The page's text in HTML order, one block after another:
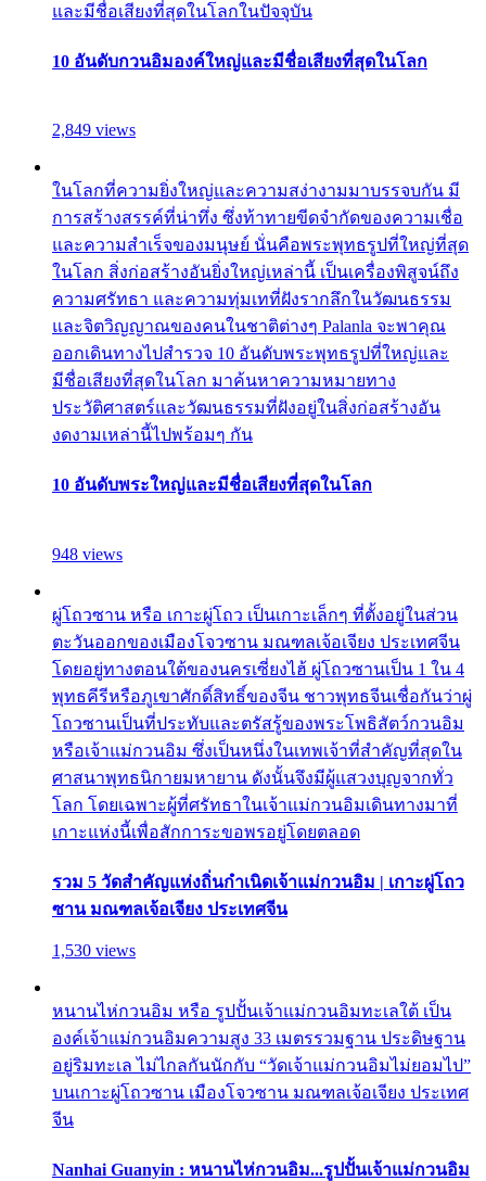
และมีชื่อเสียงที่สุดในโลกในปัจจุบัน
10 อันดับกวนอิมองค์ใหญ่และมีชื่อเสียงที่สุดในโลก
2,849 views
ในโลกที่ความยิ่งใหญ่และความสง่างามมาบรรจบกัน มี
การสร้างสรรค์ที่น่าทึ่ง ซึ่งท้าทายขีดจำกัดของความเชื่อ
และความสำเร็จของมนุษย์ นั่นคือพระพุทธรูปที่ใหญ่ที่สุด
ในโลก สิ่งก่อสร้างอันยิ่งใหญ่เหล่านี้ เป็นเครื่องพิสูจน์ถึง
ความศรัทธา และความทุ่มเทที่ฝังรากลึกในวัฒนธรรม
และจิตวิญญาณของคนในชาติต่างๆ Palanla จะพาคุณ
ออกเดินทางไปสำรวจ 10 อันดับพระพุทธรูปที่ใหญ่และ
มีชื่อเสียงที่สุดในโลก มาค้นหาความหมายทาง
ประวัติศาสตร์และวัฒนธรรมที่ฝังอยู่ในสิ่งก่อสร้างอัน
งดงามเหล่านี้ไปพร้อมๆ กัน
10 อันดับพระใหญ่และมีชื่อเสียงที่สุดในโลก
948 views
ผู่โถวซาน หรือ เกาะผู่โถว เป็นเกาะเล็กๆ ที่ตั้งอยู่ในส่วน
ตะวันออกของเมืองโจวซาน มณฑลเจ้อเจียง ประเทศจีน
โดยอยู่ทางตอนใต้ของนครเซี่ยงไฮ้ ผู่โถวซานเป็น 1 ใน 4
พุทธคีรีหรือภูเขาศักดิ์สิทธิ์ของจีน ชาวพุทธจีนเชื่อกันว่าผู่
โถวซานเป็นที่ประทับและตรัสรู้ของพระโพธิสัตว์กวนอิม
หรือเจ้าแม่กวนอิม ซึ่งเป็นหนึ่งในเทพเจ้าที่สำคัญที่สุดใน
ศาสนาพุทธนิกายมหายาน ดังนั้นจึงมีผู้แสวงบุญจากทั่ว
โลก โดยเฉพาะผู้ที่ศรัทธาในเจ้าแม่กวนอิมเดินทางมาที่
เกาะแห่งนี้เพื่อสักการะขอพรอยู่โดยตลอด
รวม 5 วัดสำคัญแห่งถิ่นกำเนิดเจ้าแม่กวนอิม | เกาะผู่โถว
ซาน มณฑลเจ้อเจียง ประเทศจีน
1,530 views
หนานไห่กวนอิม หรือ รูปปั้นเจ้าแม่กวนอิมทะเลใต้ เป็น
องค์เจ้าแม่กวนอิมความสูง 33 เมตรรวมฐาน ประดิษฐาน
อยู่ริมทะเล ไม่ไกลกันนักกับ “วัดเจ้าแม่กวนอิมไม่ยอมไป”
บนเกาะผู่โถวซาน เมืองโจวซาน มณฑลเจ้อเจียง ประเทศ
จีน
Nanhai Guanyin : หนานไห่กวนอิม...รูปปั้นเจ้าแม่กวนอิม